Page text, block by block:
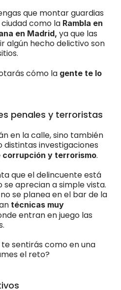
que montar guardias
como la Rambla en
en Madrid, ya que las
algún hecho delictivo son
cómo la gente te lo
penales y terroristas
en la calle, sino también
distintas investigaciones
corrupción y terrorismo.
que el delincuente está
se aprecian a simple vista.
se planea en el bar de la
técnicas muy
entran en juego las
sentirás como en una
el reto?